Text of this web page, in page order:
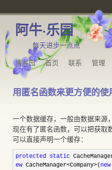
阿牛·乐园
每天进步一点点
博客园
首页 联系 管理
用匿名函数来更方便的使
一个数据缓存，一般由数据来源
现在有了匿名函数，可以把获取
可以直接声明一个缓存：
protected static
ew CacheManager<Company>( new